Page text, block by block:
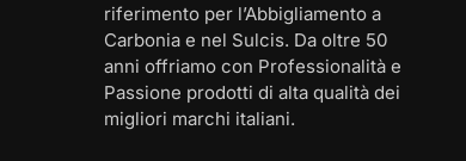
riferimento per l’Abbigliamento a
Carbonia e nel Sulcis. Da oltre 50
anni offriamo con Professionalità e
Passione prodotti di alta qualità dei
migliori marchi italiani.